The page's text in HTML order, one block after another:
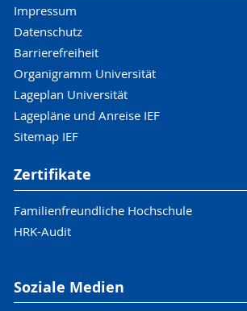
Impressum
Datenschutz
Barrierefreiheit
Organigramm Universität
Lageplan Universität
Lagepläne und Anreise IEF
Sitemap IEF
Zertifikate
Familienfreundliche Hochschule
HRK-Audit
Soziale Medien